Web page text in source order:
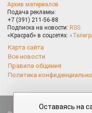
Архив материалов
Подача рекламы:
+7 (391) 211-56-88
Подписка на новости: RSS
«Красраб» в соцсетях:
Карта сайта
Все новости
Правила общения
Политика
Оставаясь на